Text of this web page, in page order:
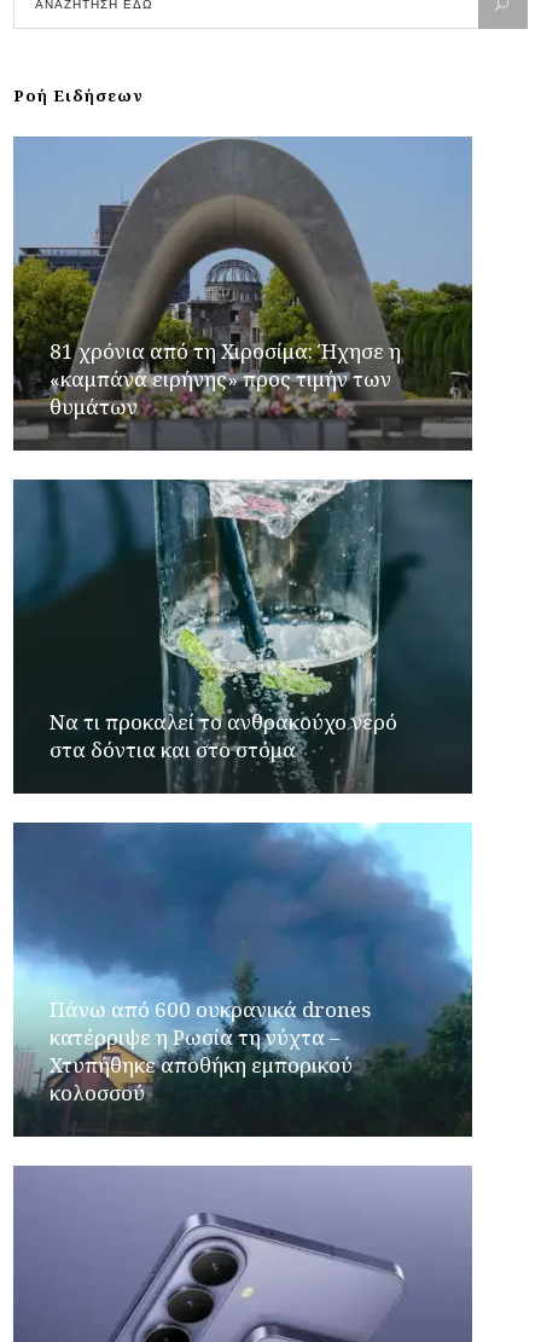
Ροή Ειδήσεων
81 χρόνια από τη Χιροσίμα: Ήχησε η
«καμπάνα ειρήνης» προς τιμήν των
θυμάτων
Να τι προκαλεί το ανθρακούχο νερό
στα δόντια και στο στόμα
Πάνω από 600 ουκρανικά drones
κατέρριψε η Ρωσία τη νύχτα –
Χτυπήθηκε αποθήκη εμπορικού
κολοσσού